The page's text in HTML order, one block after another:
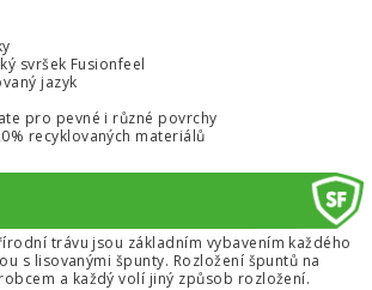
svršek Fusionfeel
jazyk
pro pevné i různé povrchy
recyklovaných materiálů
trávu jsou základním vybavením každého
s lisovanými špunty. Rozložení špuntů na
a každý volí jiný způsob rozložení.